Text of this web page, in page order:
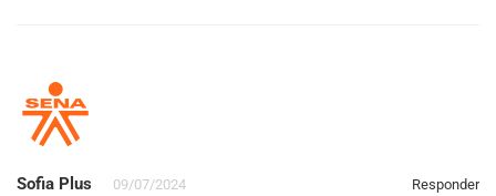
Sofia Plus 09/07/2024 Responder